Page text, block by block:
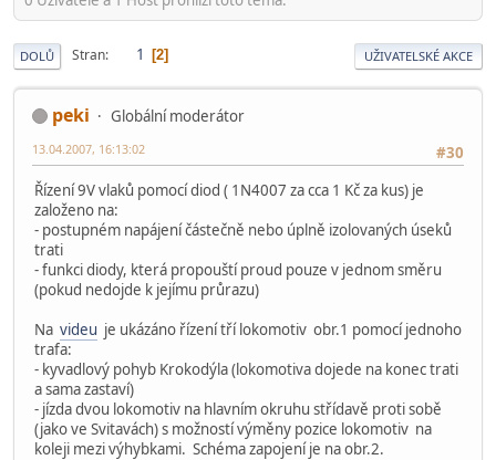
DOLŮ Stran 1 2 UŽIVATELSKÉ AKCE
peki
Globální moderátor
#30
13.04.2007, 16:13:02
Řízení 9V vlaků pomocí diod ( 1N4007 za cca 1 Kč za kus) je
založeno na:
- postupném napájení částečně nebo úplně izolovaných úseků
trati
- funkci diody, která propouští proud pouze v jednom směru
(pokud nedojde k jejímu průrazu)
Na videu je ukázáno řízení tří lokomotiv obr.1 pomocí jednoho
trafa:
- kyvadlový pohyb Krokodýla (lokomotiva dojede na konec trati
a sama zastaví)
- jízda dvou lokomotiv na hlavním okruhu střídavě proti sobě
(jako ve Svitavách) s možností výměny pozice lokomotiv na
koleji mezi výhybkami. Schéma zapojení je na obr.2.